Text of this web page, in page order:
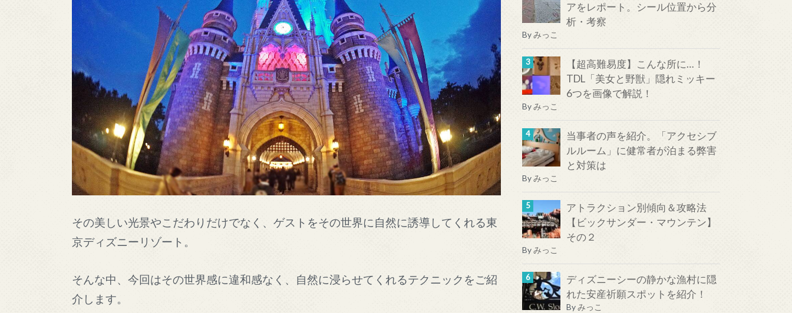
その美しい光景やこだわりだけでなく、ゲストをその世界に自然に誘導してくれる東
京ディズニーリゾート。
そんな中、今回はその世界感に違和感なく、自然に浸らせてくれるテクニックをご紹
介します。
アをレポート。シール位置から分
析・考察
Byみっこ
【超高難易度】こんな所に…！
TDL「美女と野獣」隠れミッキー
6つを画像で解説！
Byみっこ
当事者の声を紹介。「アクセシブ
ルルーム」に健常者が泊まる弊害
と対策は
Byみっこ
アトラクション別傾向＆攻略法
【ビックサンダー・マウンテン】
その２
Byみっこ
ディズニーシーの静かな漁村に隠
れた安産祈願スポットを紹介！
Byみっこ